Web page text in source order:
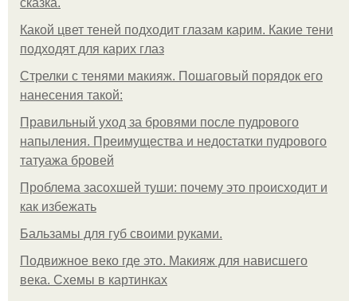
сказка.
Какой цвет теней подходит глазам карим. Какие тени
подходят для карих глаз
Стрелки с тенями макияж. Пошаговый порядок его
нанесения такой:
Правильный уход за бровями после пудрового
напыления. Преимущества и недостатки пудрового
татуажа бровей
Проблема засохшей туши: почему это происходит и
как избежать
Бальзамы для губ своими руками.
Подвижное веко где это. Макияж для нависшего
века. Схемы в картинках